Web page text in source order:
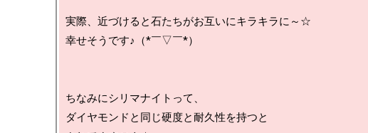
実際、近づけると石たちがお互いにキラキラに～☆
幸せそうです♪（*￣▽￣*）
ちなみにシリマナイトって、
ダイヤモンドと同じ硬度と耐久性を持つと